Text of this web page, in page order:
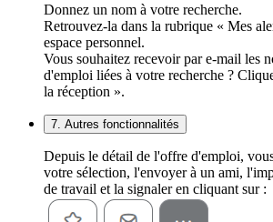
Donnez un nom à votre recherche.
Retrouvez-la dans la rubrique « Mes
espace personnel.
Vous souhaitez recevoir par e-mail les
d'emploi liées à votre recherche ?
la réception ».
7. Autres fonctionnalités
Depuis le détail de l'offre d'emploi,
votre sélection, l'envoyer à un ami,
de travail et la signaler en cliquant sur :